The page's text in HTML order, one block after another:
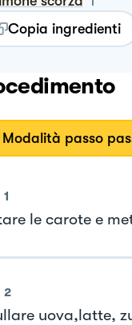
Copia ingredienti
Modalità passo
1
le carote e
2
uova,latte,